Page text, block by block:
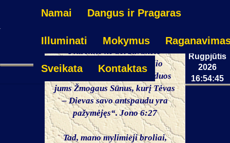
Namai Dangus ir Pragaras
Illuminati Mokymus
Sveikata Kontaktas
Plušėkite ne dėl žūvančio
maisto, bet dėl išliekančio
amžinajam gyvenimui!Jo duos
jums Žmogaus Sūnus, kurį Tėvas
– Dievas savo antspaudu yra
pažymėjęs“. Jono 6:27
Tad, mano mylimieji broliai,
06
Rugpjūtis
2026
16:54:45